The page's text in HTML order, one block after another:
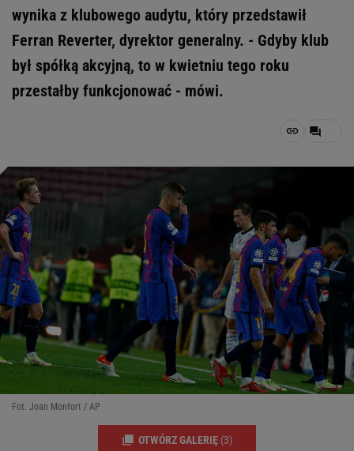
wynika z klubowego audytu, który przedstawił
Ferran Reverter, dyrektor generalny. - Gdyby klub
był spółką akcyjną, to w kwietniu tego roku
przestałby funkcjonować - mówi.
Fot. Joan Monfort / AP
OTWÓRZ GALERIĘ (3)